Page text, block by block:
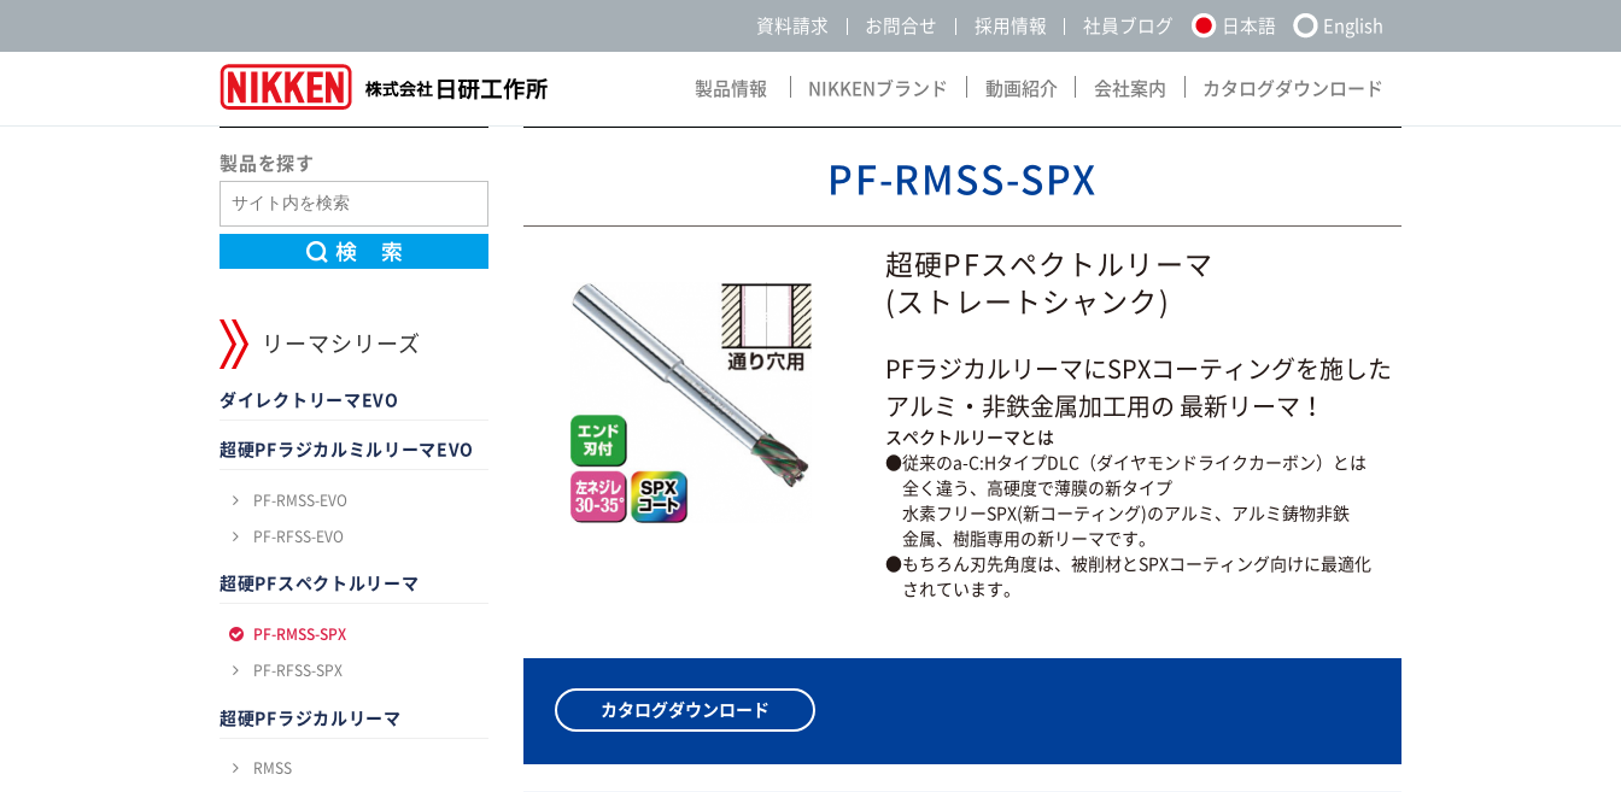
資料請求 お問合せ 採用情報 社員ブログ 日本語 English
製品情報
NIKKENブランド
動画紹介
会社案内
カタログダウンロード
製品を探す
リーマシリーズ
ダイレクトリーマEVO
超硬PFラジカルミルリーマEVO
PF-RMSS-EVO
PF-RFSS-EVO
超硬PFスペクトルリーマ
PF-RMSS-SPX
PF-RFSS-SPX
超硬PFラジカルリーマ
RMSS
PF-RMSS-SPX
超硬PFスペクトルリーマ
(ストレートシャンク)
PFラジカルリーマにSPXコーティングを施した
アルミ・非鉄金属加工用の 最新リーマ！
スペクトルリーマとは
●従来のa-C:HタイプDLC（ダイヤモンドライクカーボン）とは
全く違う、高硬度で薄膜の新タイプ
水素フリーSPX(新コーティング)のアルミ、アルミ鋳物非鉄
金属、樹脂専用の新リーマです。
●もちろん刃先角度は、被削材とSPXコーティング向けに最適化
されています。
カタログダウンロード